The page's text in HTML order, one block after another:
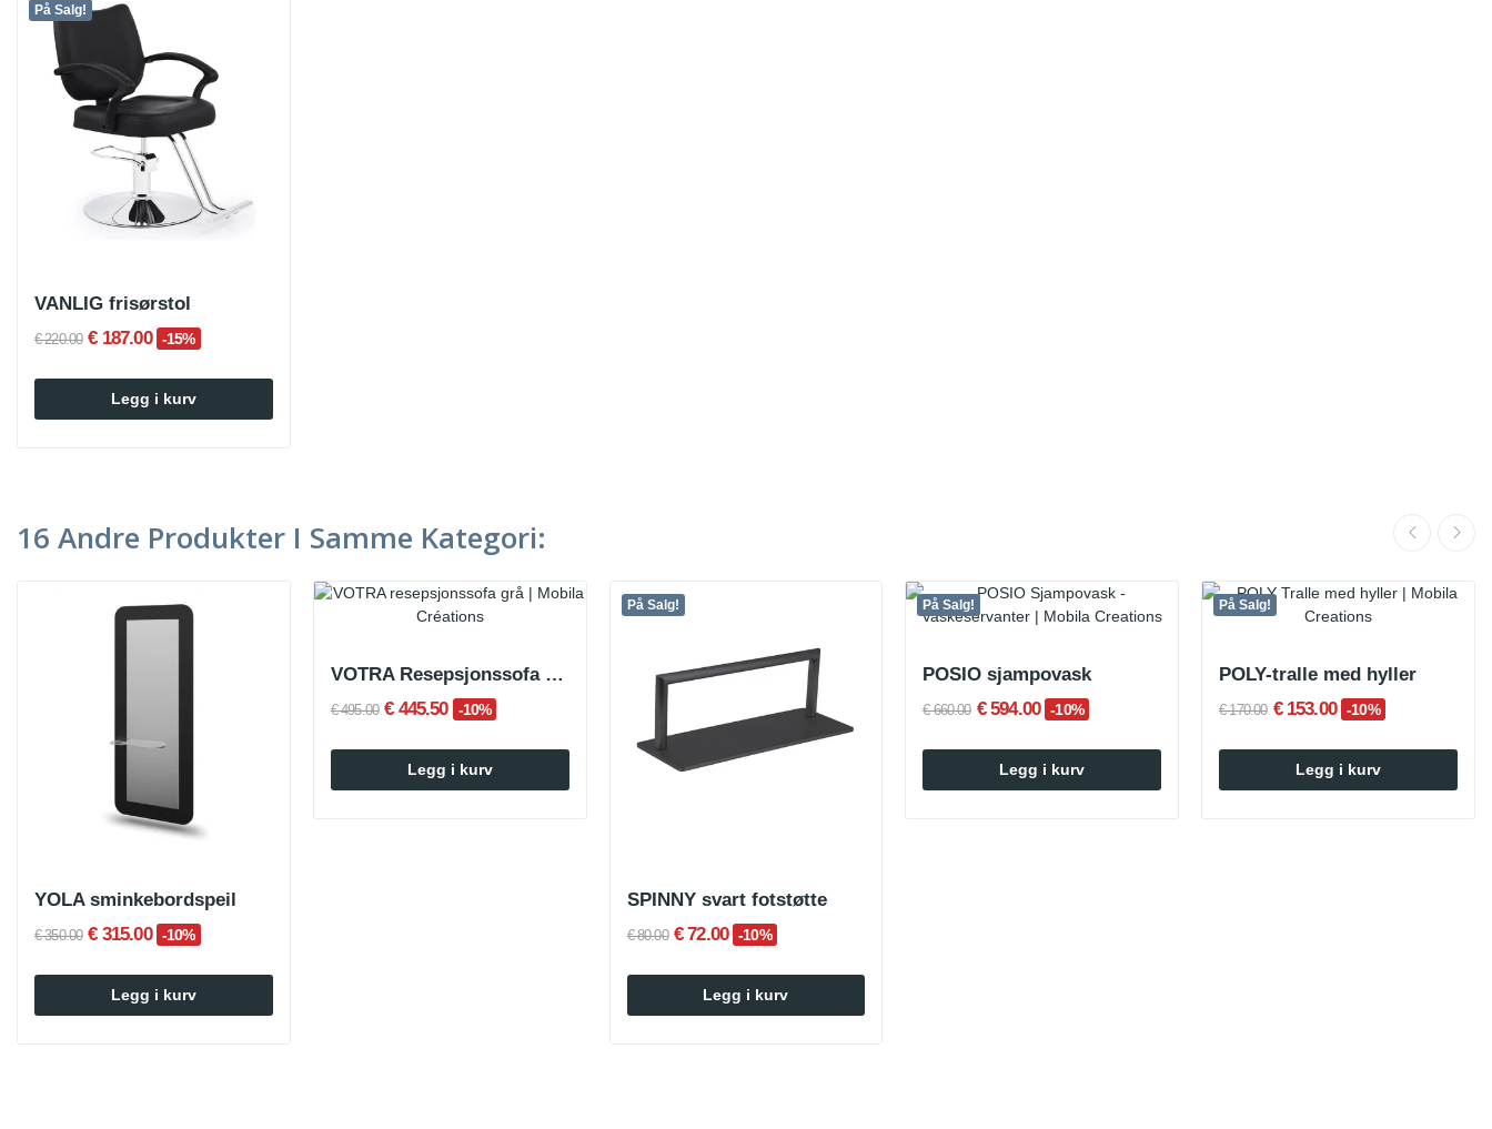
På Salg!
VANLIG frisørstol
€ 220.00 € 187.00 -15%
Legg i kurv
16 Andre Produkter I Samme Kategori:
YOLA sminkebordspeil
€ 350.00 € 315.00 -10%
Legg i kurv
VOTRA Resepsjonssofa grå
€ 495.00 € 445.50 -10%
Legg i kurv
På Salg!
SPINNY svart fotstøtte
€ 80.00 € 72.00 -10%
Legg i kurv
På Salg!
POSIO sjampovask
€ 660.00 € 594.00 -10%
Legg i kurv
På Salg!
POLY-tralle med hyller
€ 170.00 € 153.00 -10%
Legg i kurv